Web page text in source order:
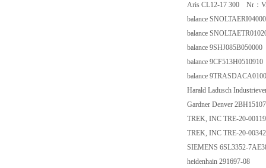
Aris CL12-17 300 Nr：
balance
balance
balance 9SHJ085B050000
balance 9CF513H0510910
balance
Harald Ladusch
Gardner Denver
TREK, INC TRE-20-
TREK, INC TRE-20-
SIEMENS 6SL3352-
heidenhain 291697-08